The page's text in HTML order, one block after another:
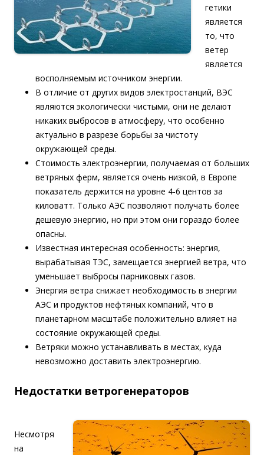
гетики
является
то, что
ветер
является
восполняемым источником энергии.
В отличие от других видов электростанций, ВЭС
являются экологически чистыми, они не делают
никаких выбросов в атмосферу, что особенно
актуально в разрезе борьбы за чистоту
окружающей среды.
Стоимость электроэнергии, получаемая от больших
ветряных ферм, является очень низкой, в Европе
показатель держится на уровне 4-6 центов за
киловатт. Только АЭС позволяют получать более
дешевую энергию, но при этом они гораздо более
опасны.
Известная интересная особенность: энергия,
вырабатывая ТЭС, замещается энергией ветра, что
уменьшает выбросы парниковых газов.
Энергия ветра снижает необходимость в энергии
АЭС и продуктов нефтяных компаний, что в
планетарном масштабе положительно влияет на
состояние окружающей среды.
Ветряки можно устанавливать в местах, куда
невозможно доставить электроэнергию.
Недостатки ветрогенераторов
Несмотря
на